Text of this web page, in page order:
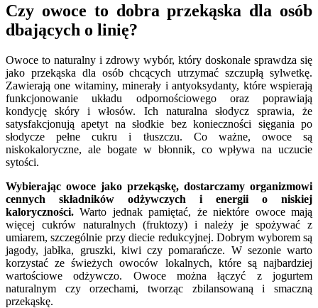
Czy owoce to dobra przekąska dla osób
dbających o linię?
Owoce to naturalny i zdrowy wybór, który doskonale sprawdza się
jako przekąska dla osób chcących utrzymać szczupłą sylwetkę.
Zawierają one witaminy, minerały i antyoksydanty, które wspierają
funkcjonowanie układu odpornościowego oraz poprawiają
kondycję skóry i włosów. Ich naturalna słodycz sprawia, że
satysfakcjonują apetyt na słodkie bez konieczności sięgania po
słodycze pełne cukru i tłuszczu. Co ważne, owoce są
niskokaloryczne, ale bogate w błonnik, co wpływa na uczucie
sytości.
Wybierając owoce jako przekąskę, dostarczamy organizmowi
cennych składników odżywczych i energii o niskiej
kaloryczności. Warto jednak pamiętać, że niektóre owoce mają
więcej cukrów naturalnych (fruktozy) i należy je spożywać z
umiarem, szczególnie przy diecie redukcyjnej. Dobrym wyborem są
jagody, jabłka, gruszki, kiwi czy pomarańcze. W sezonie warto
korzystać ze świeżych owoców lokalnych, które są najbardziej
wartościowe odżywczo. Owoce można łączyć z jogurtem
naturalnym czy orzechami, tworząc zbilansowaną i smaczną
przekąskę.